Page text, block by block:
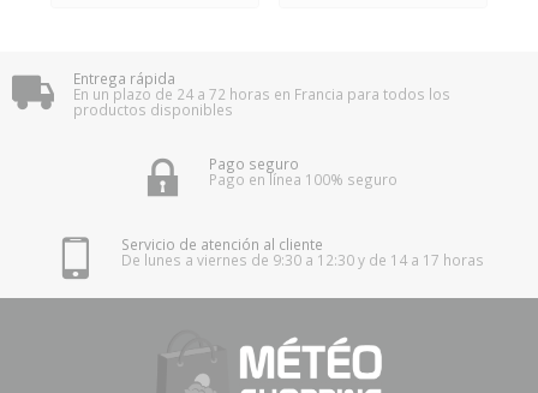
Entrega rápida
En un plazo de 24 a 72 horas en Francia para todos los
productos disponibles
Pago seguro
Pago en línea 100% seguro
Servicio de atención al cliente
De lunes a viernes de 9:30 a 12:30 y de 14 a 17 horas